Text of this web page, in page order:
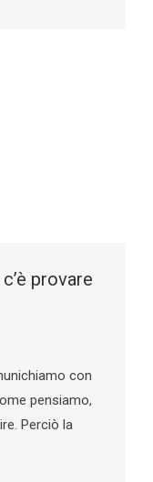
provare
con
pensiamo,
Perciò la